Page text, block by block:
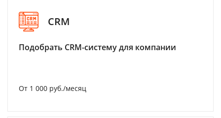
CRM
Подобрать CRM-систему для компании
От 1 000 руб./месяц